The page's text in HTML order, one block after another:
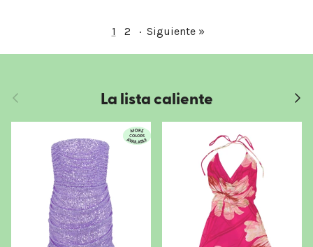
1 2 · Siguiente »
Anterior La lista caliente